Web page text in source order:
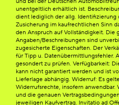
unentgeltlich erhältlich ist.
dient lediglich der allg. Identifizierung
Zusicherung im kaufrechtlichen Sinn
den Anspruch auf Vollständigkeit. Die
Angaben/Beschreibungen sind
zugesicherte Eigenschaften. Der
für Tipp u. Datenübermittlungsfehler.
gesondert zu prüfen. Verfügbarkeit:
kann nicht garantiert werden und ist
Lieferlage abhängig. Widerruf: Es
Widerrufsrechte, insofern anwendbar.
und die genauen
jeweiligen Kaufvertrag. Invitatio ad